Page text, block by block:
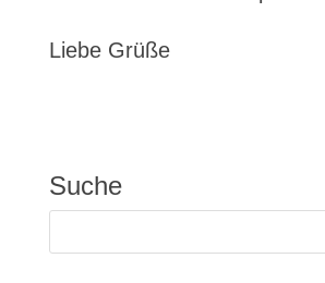
Liebe Grüße
Suche